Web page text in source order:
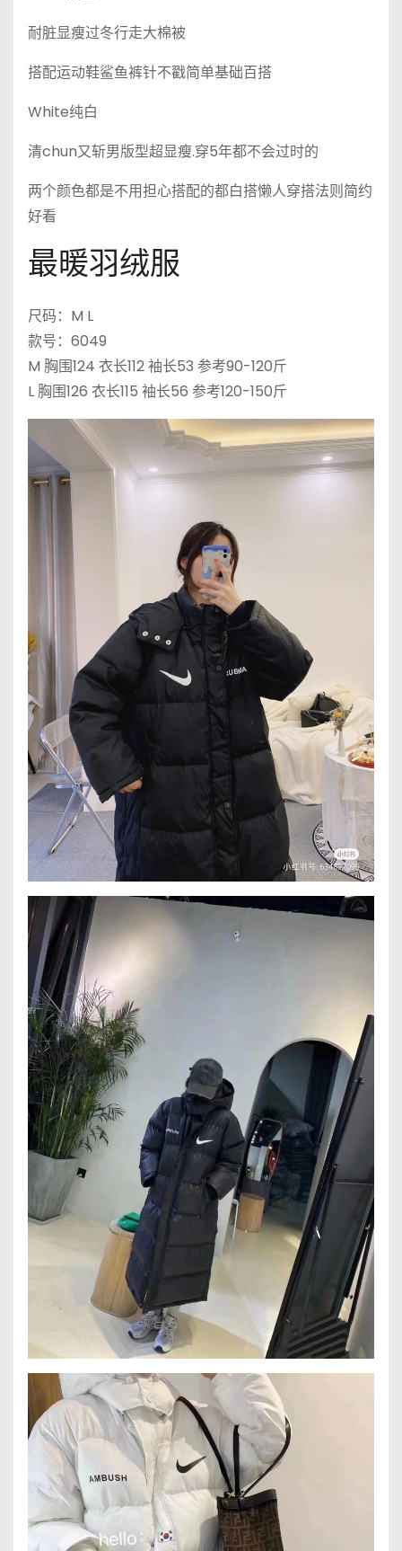
耐脏显瘦过冬行走大棉被
搭配运动鞋鲨鱼裤针不戳简单基础百搭
White纯白
清chun又斩男版型超显瘦.穿5年都不会过时的
两个颜色都是不用担心搭配的都白搭懒人穿搭法则简约
好看
最暖羽绒服
尺码：M L
款号：6049
M 胸围124 衣长112 袖长53 参考90-120斤
L 胸围126 衣长115 袖长56 参考120-150斤